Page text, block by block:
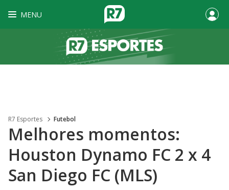
MENU
R7 Esportes Futebol
Melhores momentos:
Houston Dynamo FC 2 x 4
San Diego FC (MLS)